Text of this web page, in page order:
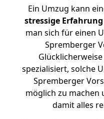
Ein Umzug kann
stressige Erfahrung
man sich für einen
Spremberger
spezialisiert, solche
Spremberger
möglich zu machen
damit alles